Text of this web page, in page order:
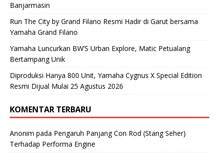
Banjarmasin
Run The City by Grand Filano Resmi Hadir di Garut bersama
Yamaha Grand Filano
Yamaha Luncurkan BW’S Urban Explore, Matic Petualang
Bertampang Unik
Diproduksi Hanya 800 Unit, Yamaha Cygnus X Special Edition
Resmi Dijual Mulai 25 Agustus 2026
KOMENTAR TERBARU
Anonim pada Pengaruh Panjang Con Rod (Stang Seher)
Terhadap Performa Engine